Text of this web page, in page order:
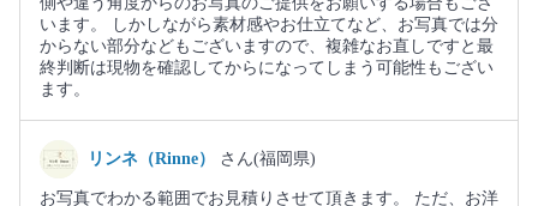
います。 しかしながら素材感やお仕立てなど、お写真では分
からない部分などもございますので、複雑なお直しですと最
終判断は現物を確認してからになってしまう可能性もござい
ます。
リンネ（Rinne） さん(福岡県)
お写真でわかる範囲でお見積りさせて頂きます。 ただ、お洋